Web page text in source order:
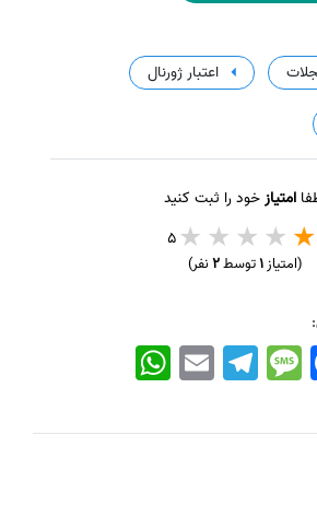
اعتبار ژورنال
امتیازخود را ثبت کنید
5
(امتیاز1توسط2نفر)
WhatsApp EmailTelegramMessage